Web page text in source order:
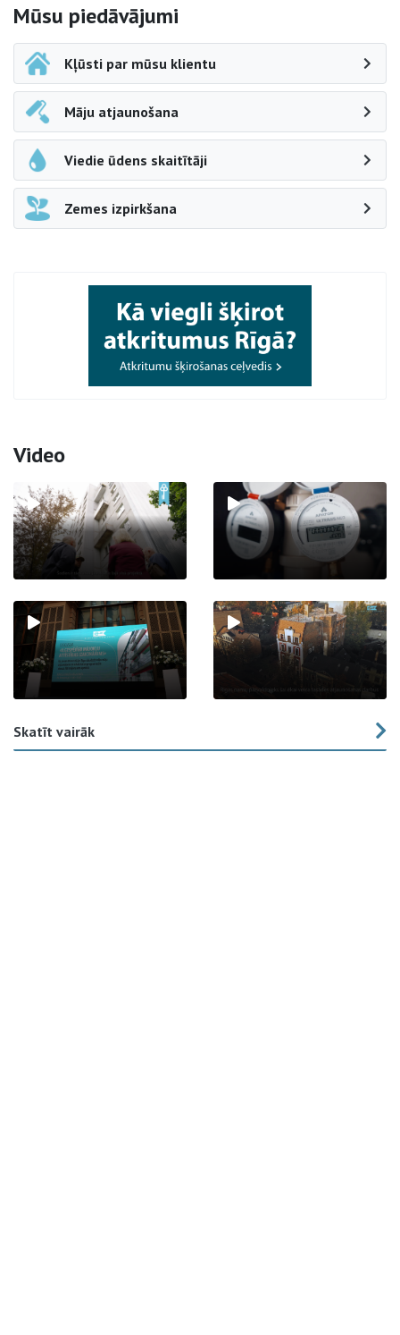
Sāna navigācija
Mūsu piedāvājumi
Kļūsti par mūsu klientu
Māju atjaunošana
Viedie ūdens skaitītāji
Zemes izpirkšana
Video
Skatīt vairāk